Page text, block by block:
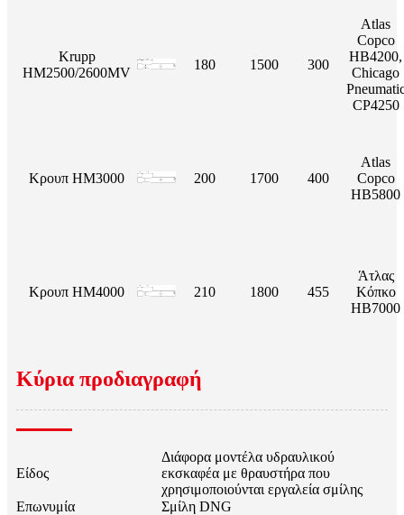
Krupp
HM2500/2600MV
180 1500 300
Atlas
Copco
HB4200,
Chicago
CP4250
Κρουπ HM3000 200 1700 400
Atlas
Copco
HB5800
Κρουπ HM4000 210 1800 455
Άτλας
Κόπκο
HB7000
Κύρια προδιαγραφή
Είδος
Διάφορα μοντέλα υδραυλικού
εκσκαφέα με θραυστήρα που
χρησιμοποιούνται εργαλεία σμίλης
Επωνυμία
Σμίλη DNG